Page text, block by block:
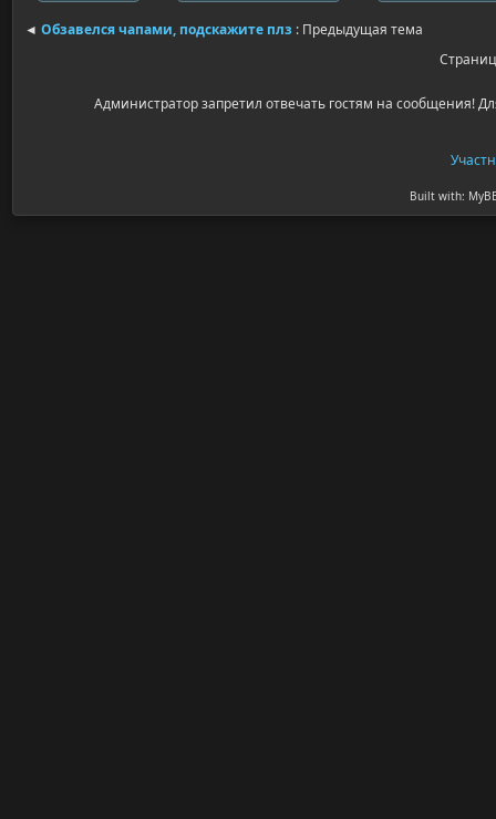
◄Обзавелся чапами, подскажите плз : Предыдущая тема
Администратор запретил отвечать гостям на сообщения!
Built with: